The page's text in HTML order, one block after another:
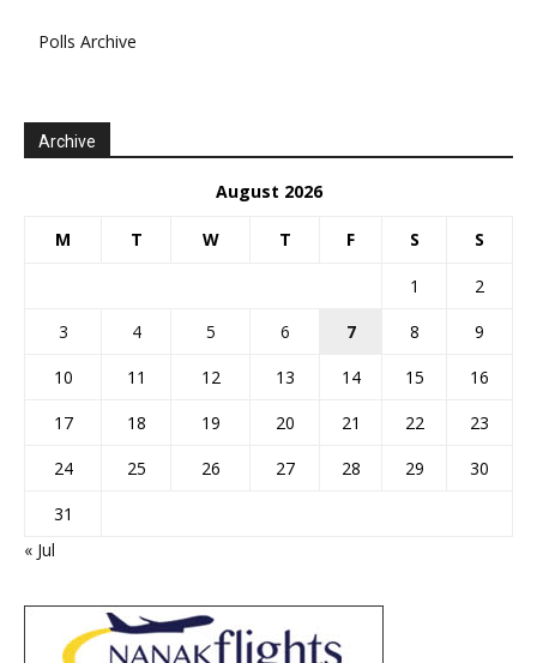
Polls Archive
Archive
August 2026
M T W T F S S
1
2
3
4 5 6 7 8
9
10
11 12 13 14 15
16
17
18 19 20 21 22
23
24
25 26 27 28 29
30
31
« Jul